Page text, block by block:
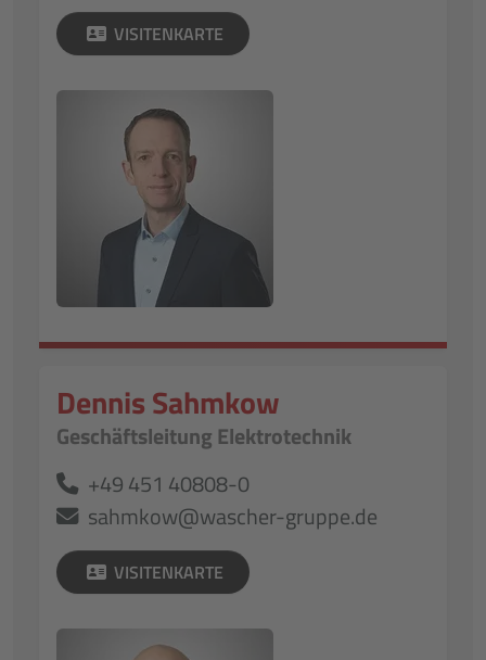
VISITENKARTE
Dennis Sahmkow
Geschäftsleitung Elektrotechnik
+49 451 40808-0
sahmkow@wascher-gruppe.de
VISITENKARTE